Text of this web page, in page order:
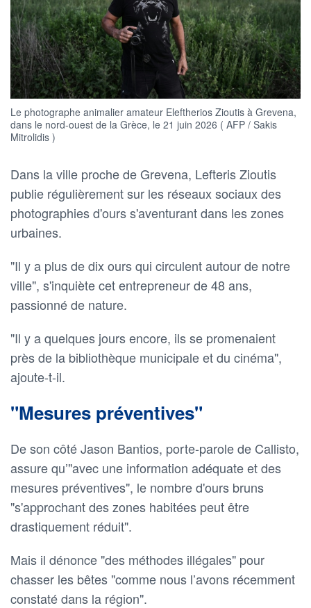
Le photographe animalier amateur Eleftherios Zioutis à Grevena,
dans le nord-ouest de la Grèce, le 21 juin 2026 ( AFP / Sakis
Mitrolidis )
Dans la ville proche de Grevena, Lefteris Zioutis
publie régulièrement sur les réseaux sociaux des
photographies d'ours s'aventurant dans les zones
urbaines.
"Il y a plus de dix ours qui circulent autour de notre
ville", s'inquiète cet entrepreneur de 48 ans,
passionné de nature.
"Il y a quelques jours encore, ils se promenaient
près de la bibliothèque municipale et du cinéma",
ajoute-t-il.
"Mesures préventives"
De son côté Jason Bantios, porte-parole de Callisto,
assure qu’"avec une information adéquate et des
mesures préventives", le nombre d'ours bruns
"s'approchant des zones habitées peut être
drastiquement réduit".
Mais il dénonce "des méthodes illégales" pour
chasser les bêtes "comme nous l’avons récemment
constaté dans la région".